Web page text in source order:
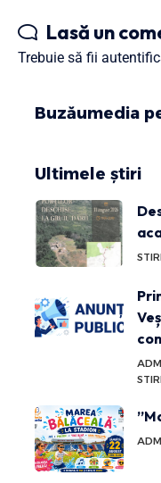
Lasă un
Trebuie să fii
Buzăumedia
Ultimele știri